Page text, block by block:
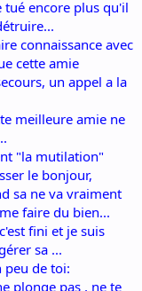
tué encore plus qu'il
connaissance avec
cette amie
un appel a la
meilleure amie ne
"la mutilation"
le bonjour,
sa ne va vraiment
faire du bien...
fini et je suis
sa ...
peu de toi:
plonge pas , ne te